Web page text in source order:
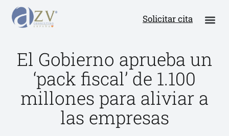
Solicitar cita
El Gobierno aprueba un
‘pack fiscal’ de 1.100
millones para aliviar a
las empresas